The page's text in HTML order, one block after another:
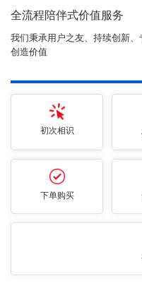
全流程陪伴式价值服务
我们秉承用户之友、持续创新
创造价值
初次相识
下单购买